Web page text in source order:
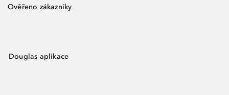
Ověřeno zákazníky
Douglas aplikace